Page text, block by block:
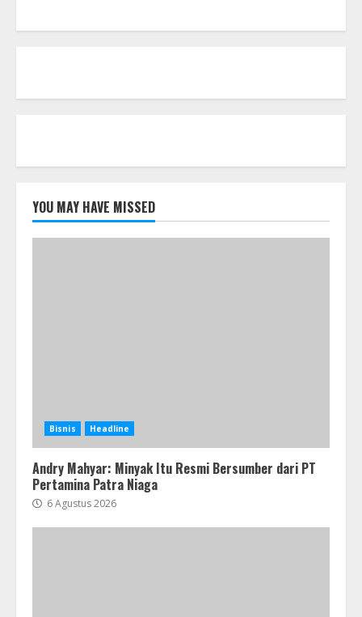
YOU MAY HAVE MISSED
Bisnis Headline
Andry Mahyar: Minyak Itu Resmi Bersumber dari PT
Pertamina Patra Niaga
6 Agustus 2026